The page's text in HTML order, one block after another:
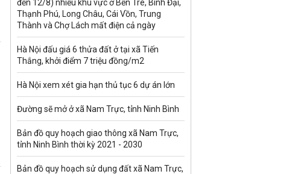
đến 12/8) nhiều khu vực ở Bến Tre, Bình Đại,
Thạnh Phú, Long Châu, Cái Vồn, Trung
Thành và Chợ Lách mất điện cả ngày
Hà Nội đấu giá 6 thửa đất ở tại xã Tiến
Thắng, khởi điểm 7 triệu đồng/m2
Hà Nội xem xét gia hạn thủ tục 6 dự án lớn
Đường sẽ mở ở xã Nam Trực, tỉnh Ninh Bình
Bản đồ quy hoạch giao thông xã Nam Trực,
tỉnh Ninh Bình thời kỳ 2021 - 2030
Bản đồ quy hoạch sử dụng đất xã Nam Trực,